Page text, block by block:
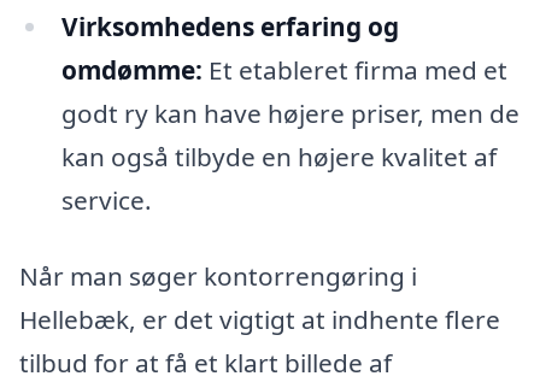
Virksomhedens erfaring og
omdømme: Et etableret firma med et
godt ry kan have højere priser, men de
kan også tilbyde en højere kvalitet af
service.
Når man søger kontorrengøring i
Hellebæk, er det vigtigt at indhente flere
tilbud for at få et klart billede af